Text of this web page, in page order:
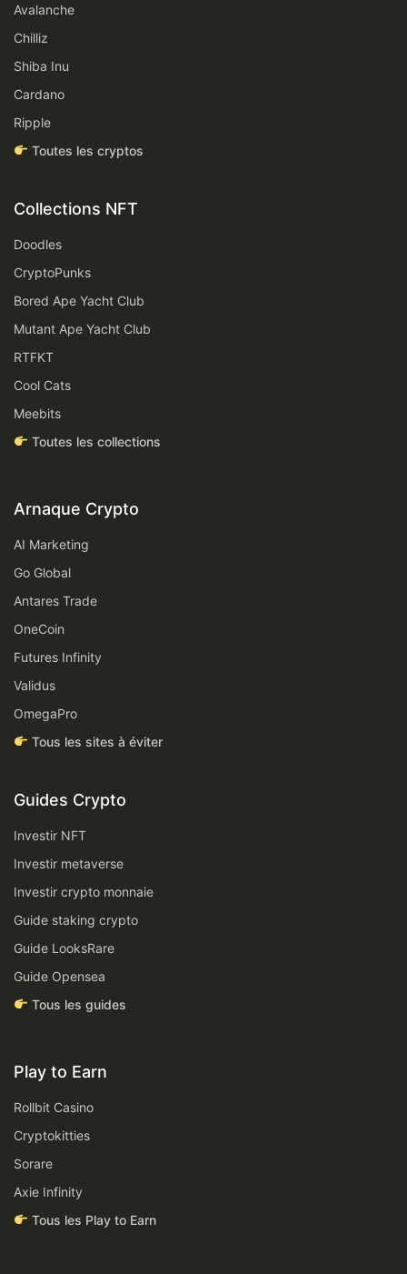
Avalanche
Chilliz
Shiba Inu
Cardano
Ripple
Toutes les cryptos
Collections NFT
Doodles
CryptoPunks
Bored Ape Yacht Club
Mutant Ape Yacht Club
RTFKT
Cool Cats
Meebits
Toutes les collections
Arnaque Crypto
AI Marketing
Go Global
Antares Trade
OneCoin
Futures Infinity
Validus
OmegaPro
Tous les sites à éviter
Guides Crypto
Investir NFT
Investir metaverse
Investir crypto monnaie
Guide staking crypto
Guide LooksRare
Guide Opensea
Tous les guides
Play to Earn
Rollbit Casino
Cryptokitties
Sorare
Axie Infinity
Tous les Play to Earn